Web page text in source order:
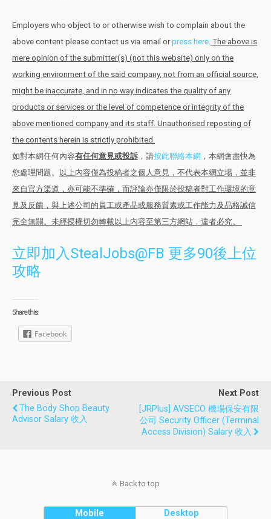
Employers who object to or otherwise wish to complain about the
above content please contact us via email orpress here. The above is
mere opinion of the submitter(s) (not this website) only on the
working environment of the said company, not from an official source,
might be inaccurate, and in no way indicates the quality of any
products or services or the level of competence or integrity of the
above mentioned company and its staff. Unauthorised reposting of
the contents herein is strictly prohibited.
如對本網任何內容有任何意見或投訴 ，請按此聯絡本網 ，本網會盡快為
您處理問題。
以上內容僅為投稿者之個人意見，不代表本網立場，並非
來自官方渠道，亦可能不準確，而評論亦僅限於投稿者對工作環境的意
見及反饋，與上述公司的員工或產品或服務質素或工作能力及品格誠信
完全無關。未經授權切勿轉載以上內容至第三方網站，違者必究。
立即加入StealJobs@FB 更多90後上位
攻略
Share this:
Facebook
Previous Post
The Body Shop Beauty
Advisor Salary 收入
Next Post
[JRPlus] AVSECO 機場保安有限
公司 Security Officer (Terminal
Access Division) Salary 收入
Back to top
Mobile Desktop